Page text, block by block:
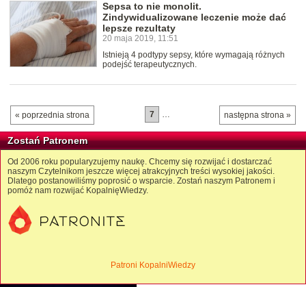
Sepsa to nie monolit.
Zindywidualizowane leczenie może dać
lepsze rezultaty
20 maja 2019, 11:51
Istnieją 4 podtypy sepsy, które wymagają różnych
podejść terapeutycznych.
« poprzednia strona następna strona »
7 …
Zostań Patronem
Od 2006 roku popularyzujemy naukę. Chcemy się rozwijać i dostarczać
naszym Czytelnikom jeszcze więcej atrakcyjnych treści wysokiej jakości.
Dlatego postanowiliśmy poprosić o wsparcie. Zostań naszym Patronem i
pomóż nam rozwijać KopalnięWiedzy.
Patroni KopalniWiedzy